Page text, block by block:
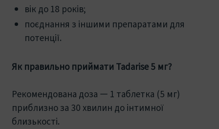
вік до 18 років;
поєднання з іншими препаратами для
потенції.
Як правильно приймати Tadarise 5 мг?
Рекомендована доза — 1 таблетка (5 мг)
приблизно за 30 хвилин до інтимної
близькості.